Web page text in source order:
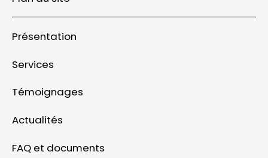
Présentation
Services
Témoignages
Actualités
FAQ et documents